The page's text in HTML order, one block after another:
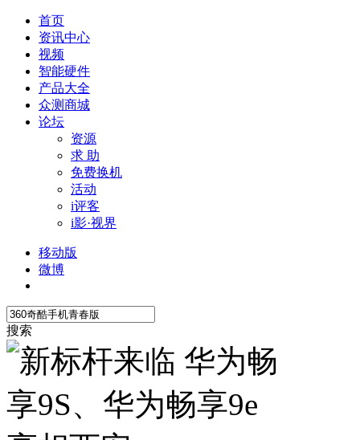
首页
资讯中心
视频
智能硬件
产品大全
众测商城
论坛
资源
求 助
免费换机
活动
i评客
i影·视界
移动版
微博
搜索